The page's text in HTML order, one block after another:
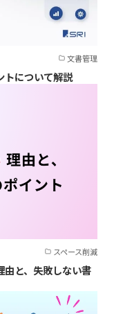
文書管理
トについて解説
スペース削減
由と、失敗しない書